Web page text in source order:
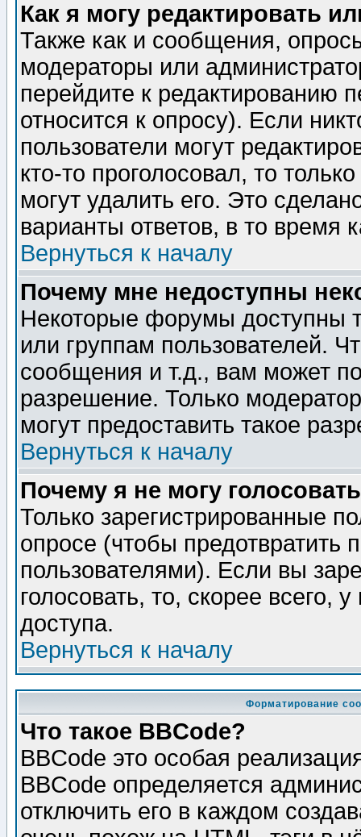
Как я могу редактировать
Также как и сообщения,
модераторы или
перейдите к редактированию
относится к опросу). Если
пользователи могут
кто-то проголосовал, то
могут удалить его. Это
варианты ответов, в то время
Вернуться к началу
Почему мне недоступны
Некоторые форумы доступны
или группам пользователей.
сообщения и т.д., вам может
разрешение. Только
могут предоставить такое
Вернуться к началу
Почему я не могу
Только зарегистрированные
опросе (чтобы предотвратить
пользователями). Если вы
голосовать, то, скорее всего,
доступа.
Вернуться к началу
Форматирование
Что такое BBCode?
BBCode это особая
BBCode определяется
отключить его в каждом